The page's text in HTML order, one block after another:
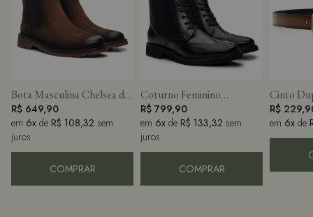
Bota Masculina Chelsea de
Couro Nobuck Café
R$ 649,90
em 6x de R$ 108,32 sem
juros
COMPRAR
Coturno Feminino
Maggiore Preto
R$ 799,90
em 6x de R$ 133,32 sem
juros
COMPRAR
Cinto
Marrom
R$
em 6x de